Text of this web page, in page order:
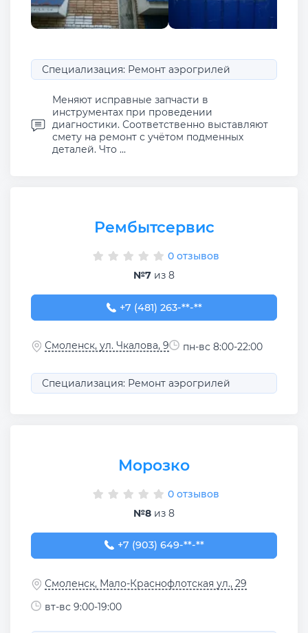
Специализация: Ремонт аэрогрилей
Меняют исправные запчасти в
инструментах при проведении
диагностики. Соответственно выставляют
смету на ремонт с учётом подменных
деталей. Что ...
Рембытсервис
0 отзывов
№7 из 8
+7 (481) 263-02-57
+7 (481) 263-**-**
Смоленск, ул. Чкалова, 9 пн-вс 8:00-22:00
Специализация: Ремонт аэрогрилей
Морозко
0 отзывов
№8 из 8
+7 (903) 649-14-90
+7 (903) 649-**-**
Смоленск, Мало-Краснофлотская ул., 29
вт-вс 9:00-19:00